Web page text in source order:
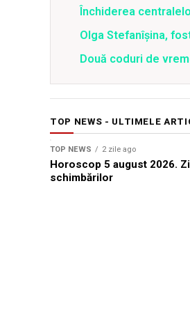
Închiderea
Olga Stefanîşina,
Două coduri de
TOP NEWS - ULTIMELE
TOP NEWS 2 zile ago
Horoscop 5 august 2026.
schimbărilor